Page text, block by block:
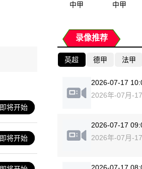
即将开始
即将开始
中甲 中甲
录像推荐
英超 德甲 法甲
2026-07-17
2026年-07月-
2026-07-17
2026年-07月-